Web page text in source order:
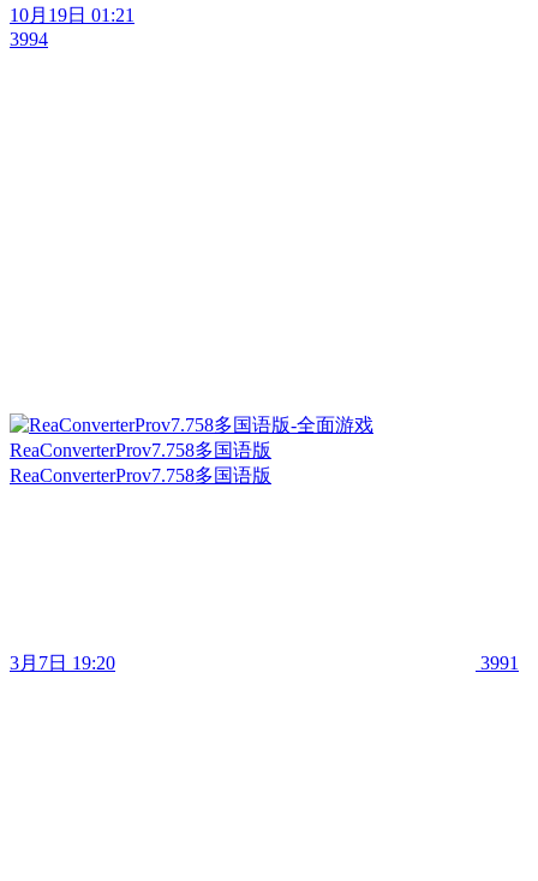
10月19日 01:21
3994
ReaConverterProv7.758多国语版
ReaConverterProv7.758多国语版
3月7日 19:20 3991